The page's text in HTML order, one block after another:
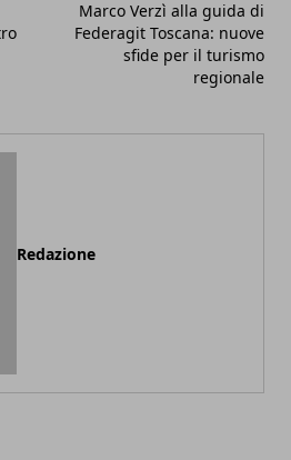
Marco Verzì alla guida di
Federagit Toscana: nuove
sfide per il turismo
regionale
Redazione